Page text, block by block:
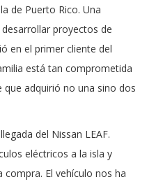
de Puerto Rico. Una
proyectos de
en el primer cliente del
está tan comprometida
adquirió no una sino dos
del Nissan LEAF.
eléctricos a la isla y
El vehículo nos ha